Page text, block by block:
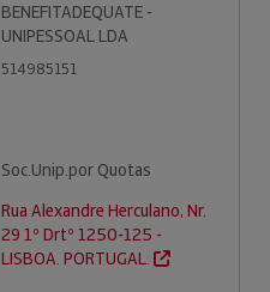
BENEFITADEQUATE -
UNIPESSOAL LDA
514985151
Soc.Unip.por Quotas
Rua Alexandre Herculano, Nr.
29 1º Drtº 1250-125 -
LISBOA. PORTUGAL.